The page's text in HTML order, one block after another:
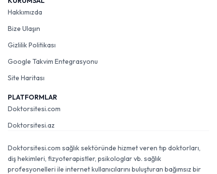
Hakkımızda
Bize Ulaşın
Gizlilik Politikası
Google Takvim Entegrasyonu
Site Haritası
PLATFORMLAR
Doktorsitesi.com
Doktorsitesi.az
Doktorsitesi.com sağlık sektöründe hizmet veren tıp doktorları,
diş hekimleri, fizyoterapistler, psikologlar vb. sağlık
profesyonelleri ile internet kullanıcılarını buluşturan bağımsız bir